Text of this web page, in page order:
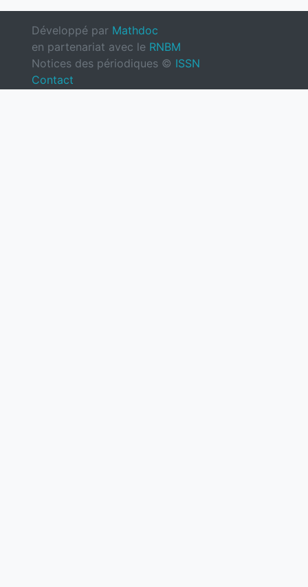
Développé par Mathdoc
en partenariat avec le RNBM
Notices des périodiques © ISSN
Contact